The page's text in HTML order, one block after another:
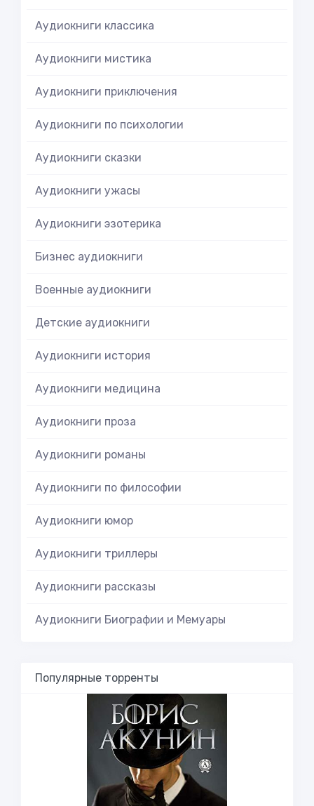
Аудиокниги классика
Аудиокниги мистика
Аудиокниги приключения
Аудиокниги по психологии
Аудиокниги сказки
Аудиокниги ужасы
Аудиокниги эзотерика
Бизнес аудиокниги
Военные аудиокниги
Детские аудиокниги
Аудиокниги история
Аудиокниги медицина
Аудиокниги проза
Аудиокниги романы
Аудиокниги по философии
Аудиокниги юмор
Аудиокниги триллеры
Аудиокниги рассказы
Аудиокниги Биографии и Мемуары
Популярные торренты